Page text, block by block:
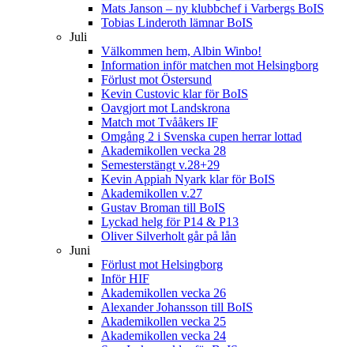
Mats Janson – ny klubbchef i Varbergs BoIS
Tobias Linderoth lämnar BoIS
Juli
Välkommen hem, Albin Winbo!
Information inför matchen mot Helsingborg
Förlust mot Östersund
Kevin Custovic klar för BoIS
Oavgjort mot Landskrona
Match mot Tvååkers IF
Omgång 2 i Svenska cupen herrar lottad
Akademikollen vecka 28
Semesterstängt v.28+29
Kevin Appiah Nyark klar för BoIS
Akademikollen v.27
Gustav Broman till BoIS
Lyckad helg för P14 & P13
Oliver Silverholt går på lån
Juni
Förlust mot Helsingborg
Inför HIF
Akademikollen vecka 26
Alexander Johansson till BoIS
Akademikollen vecka 25
Akademikollen vecka 24